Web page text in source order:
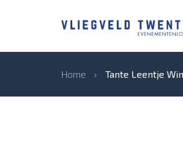
Home › Tante Leentje